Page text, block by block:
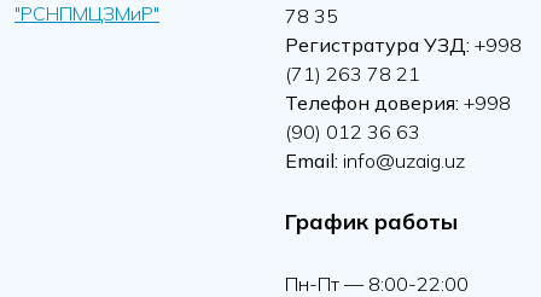
"РСНПМЦЗМиР"
78 35
Регистратура УЗД: +998
(71) 263 78 21
Телефон доверия: +998
(90) 012 36 63
Email: info@uzaig.uz
График работы
Пн-Пт — 8:00-22:00